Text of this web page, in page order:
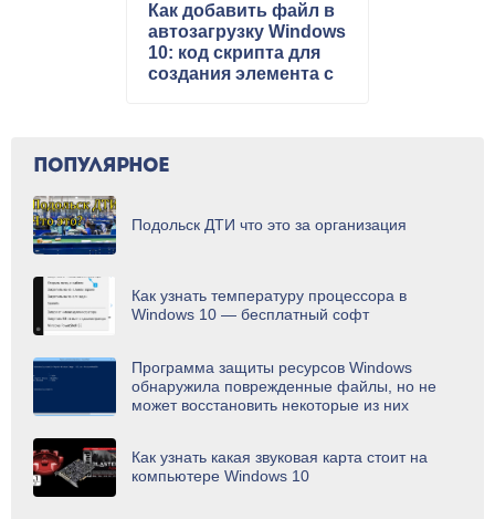
Как добавить файл в
автозагрузку Windows
10: код скрипта для
создания элемента с
директорию запуска
ПОПУЛЯРНОЕ
Подольск ДТИ что это за организация
Как узнать температуру процессора в
Windows 10 — бесплатный софт
Программа защиты ресурсов Windows
обнаружила поврежденные файлы, но не
может восстановить некоторые из них
Как узнать какая звуковая карта стоит на
компьютере Windows 10